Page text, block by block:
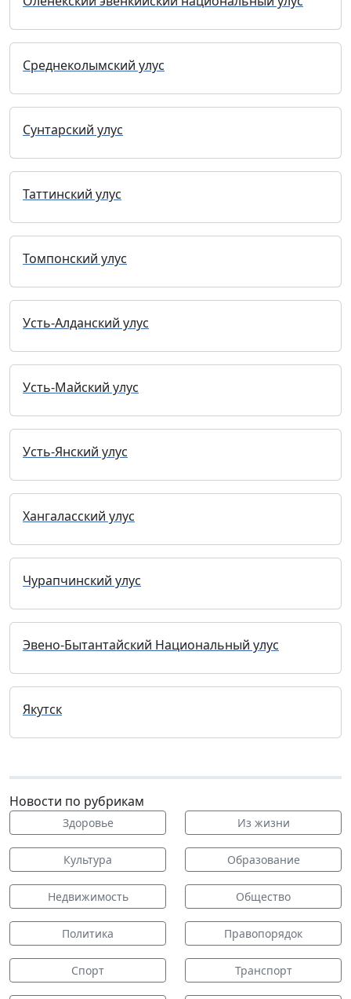
Среднеколымский улус
Сунтарский улус
Таттинский улус
Томпонский улус
Усть-Алданский улус
Усть-Майский улус
Усть-Янский улус
Хангаласский улус
Чурапчинский улус
Эвено-Бытантайский Национальный улус
Якутск
Новости по рубрикам
Здоровье Из жизни
Культура Образование
Недвижимость Общество
Политика Правопорядок
Спорт Транспорт